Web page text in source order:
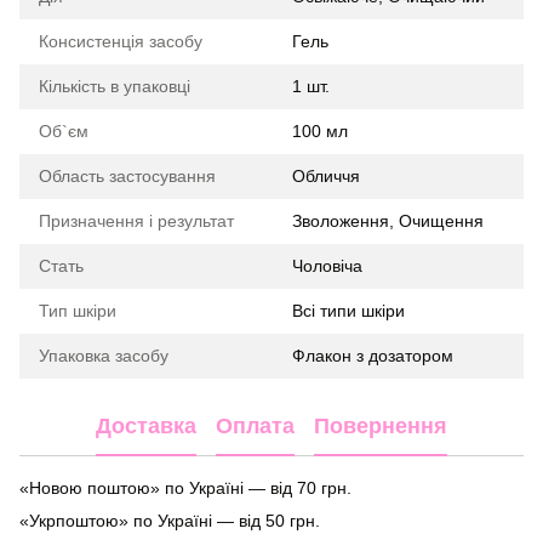
Консистенція засобу Гель
Кількість в упаковці 1 шт.
Об`єм 100 мл
Область застосування Обличчя
Призначення і результат Зволоження, Очищення
Стать Чоловіча
Тип шкіри Всі типи шкіри
Упаковка засобу Флакон з дозатором
Доставка Оплата Повернення
«Новою поштою» по Україні — від 70 грн.
«Укрпоштою» по Україні — від 50 грн.